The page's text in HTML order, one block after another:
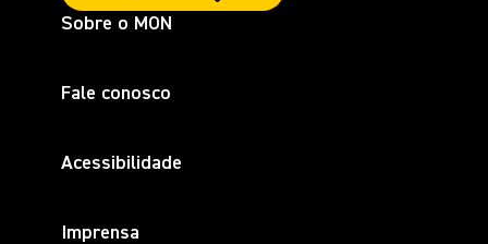
Sobre o MON
Fale conosco
Acessibilidade
Imprensa